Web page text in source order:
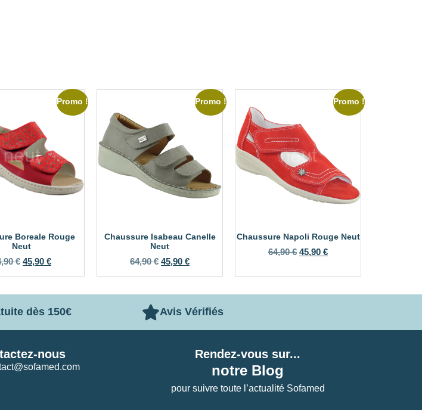
Promo !
Boreale Rouge
Neut
€ 45,90 €
Promo !
Chaussure Isabeau Canelle
Neut
64,90€ 45,90 €
Promo !
Chaussure Napoli Rouge Neut
64,90€ 45,90 €
dès 150€ Avis Vérifiés
nous Rendez-vous sur...
notre Blog
pour suivre toute l’actualité Sofamed